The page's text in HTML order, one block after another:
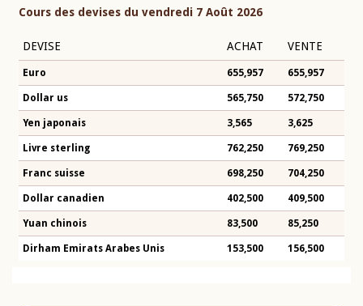
Cours des devises du vendredi 7 Août 2026
DEVISE ACHAT VENTE
Euro 655,957 655,957
Dollar us 565,750 572,750
Yen japonais 3,565 3,625
Livre sterling 762,250 769,250
Franc suisse 698,250 704,250
Dollar canadien 402,500 409,500
Yuan chinois 83,500 85,250
Dirham Emirats Arabes Unis 153,500 156,500